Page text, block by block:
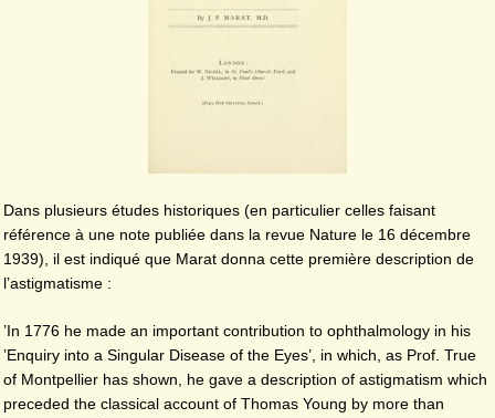
Dans plusieurs études historiques (en particulier celles faisant
référence à une note publiée dans la revue Nature le 16 décembre
1939), il est indiqué que Marat donna cette première description de
l’astigmatisme :
’In 1776 he made an important contribution to ophthalmology in his
’Enquiry into a Singular Disease of the Eyes’, in which, as Prof. True
of Montpellier has shown, he gave a description of astigmatism which
preceded the classical account of Thomas Young by more than